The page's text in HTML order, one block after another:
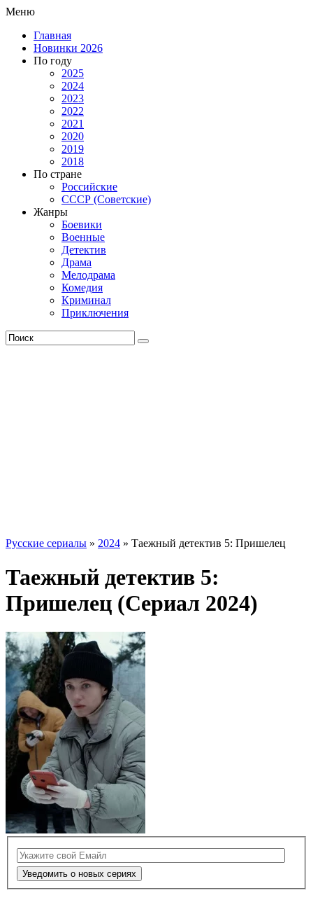
Меню
Главная
Новинки 2026
По году
2025
2024
2023
2022
2021
2020
2019
2018
По стране
Российские
СССР (Советские)
Жанры
Боевики
Военные
Детектив
Драма
Мелодрама
Комедия
Криминал
Приключения
Русские сериалы » 2024 » Таежный детектив 5: Пришелец
Таежный детектив 5:
Пришелец (Сериал 2024)
Уведомить о новых сериях